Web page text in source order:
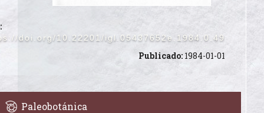
doi.org/10.22201/igl.05437652e.1984.0.49
Publicado: 1984-01-01
Paleobotánica